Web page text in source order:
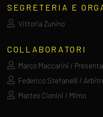
SEGRETERIA E
Vittoria Zunino
COLLABORATORI
Marco Maccarini /
Federico Stefanelli /
Matteo Cionini / Mimo